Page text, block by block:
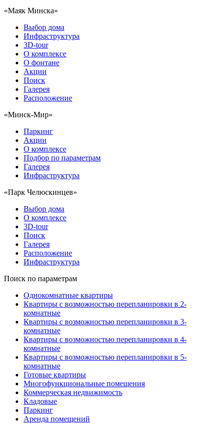
«Маяк Минска»
Выбор дома
Инфраструктура
3D-tour
О комплексе
О фонтане
Акции
Поиск
Галерея
Расположение
«Минск-Мир»
Паркинг
Акции
О комплексе
Подбор по параметрам
Галерея
Инфраструктура
«Парк Челюскинцев»
Выбор дома
О комплексе
3D-tour
Поиск
Галерея
Расположение
Инфраструктура
Поиск по параметрам
Однокомнатные квартиры
Квартиры с возможностью перепланировки в 2-
комнатные
Квартиры с возможностью перепланировки в 3-
комнатные
Квартиры с возможностью перепланировки в 4-
комнатные
Квартиры с возможностью перепланировки в 5-
комнатные
Готовые квартиры
Многофункциональные помещения
Коммерческая недвижимость
Кладовые
Паркинг
Аренда помещений